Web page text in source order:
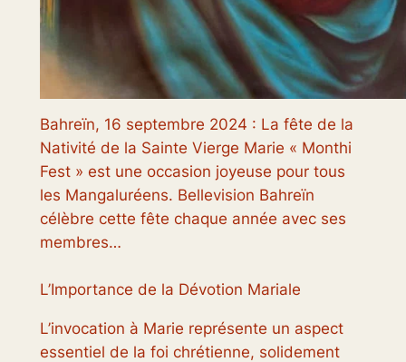
Bahreïn, 16 septembre 2024 : La fête de la
Nativité de la Sainte Vierge Marie « Monthi
Fest » est une occasion joyeuse pour tous
les Mangaluréens. Bellevision Bahreïn
célèbre cette fête chaque année avec ses
membres…
L’Importance de la Dévotion Mariale
L’invocation à Marie représente un aspect
essentiel de la foi chrétienne, solidement